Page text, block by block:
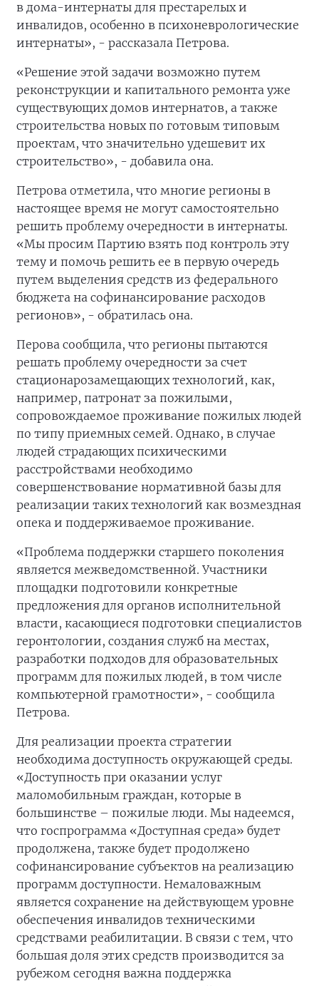
в дома-интернаты для престарелых и
инвалидов, особенно в психоневрологические
интернаты», - рассказала Петрова.
«Решение этой задачи возможно путем
реконструкции и капитального ремонта уже
существующих домов интернатов, а также
строительства новых по готовым типовым
проектам, что значительно удешевит их
строительство», - добавила она.
Петрова отметила, что многие регионы в
настоящее время не могут самостоятельно
решить проблему очередности в интернаты.
«Мы просим Партию взять под контроль эту
тему и помочь решить ее в первую очередь
путем выделения средств из федерального
бюджета на софинансирование расходов
регионов», - обратилась она.
Перова сообщила, что регионы пытаются
решать проблему очередности за счет
стационарозамещающих технологий, как,
например, патронат за пожилыми,
сопровождаемое проживание пожилых людей
по типу приемных семей. Однако, в случае
людей страдающих психическими
расстройствами необходимо
совершенствование нормативной базы для
реализации таких технологий как возмездная
опека и поддерживаемое проживание.
«Проблема поддержки старшего поколения
является межведомственной. Участники
площадки подготовили конкретные
предложения для органов исполнительной
власти, касающиеся подготовки специалистов
геронтологии, создания служб на местах,
разработки подходов для образовательных
программ для пожилых людей, в том числе
компьютерной грамотности», - сообщила
Петрова.
Для реализации проекта стратегии
необходима доступность окружающей среды.
«Доступность при оказании услуг
маломобильным граждан, которые в
большинстве – пожилые люди. Мы надеемся,
что госпрограмма «Доступная среда» будет
продолжена, также будет продолжено
софинансирование субъектов на реализацию
программ доступности. Немаловажным
является сохранение на действующем уровне
обеспечения инвалидов техническими
средствами реабилитации. В связи с тем, что
большая доля этих средств производится за
рубежом сегодня важна поддержка